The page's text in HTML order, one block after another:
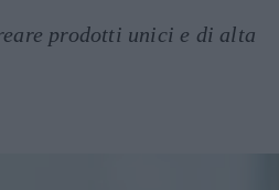
prodotti unici e di alta